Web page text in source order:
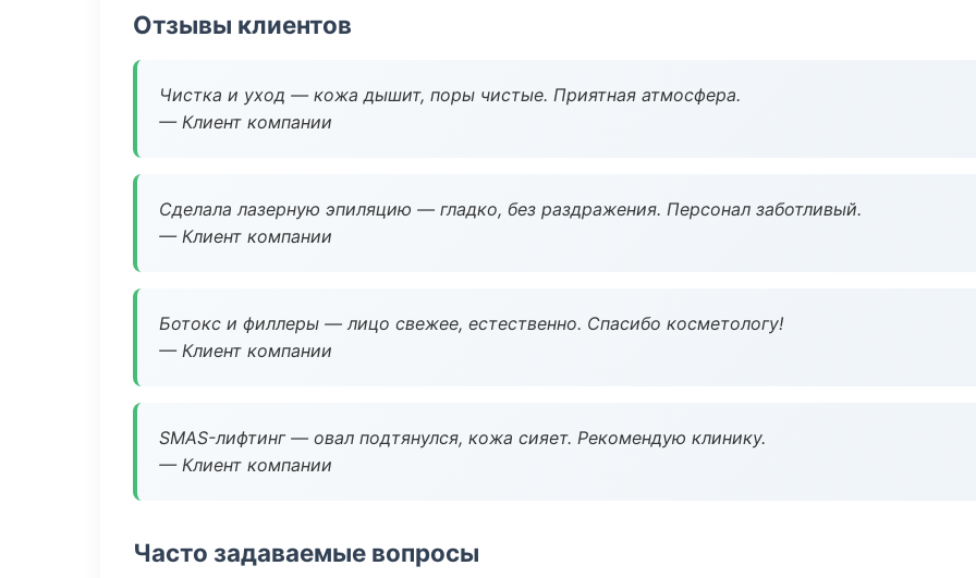
Отзывы клиентов
Чистка и уход — кожа дышит, поры чистые. Приятная атмосфера.
— Клиент компании
Сделала лазерную эпиляцию — гладко, без раздражения. Персонал заботливый.
— Клиент компании
Ботокс и филлеры — лицо свежее, естественно. Спасибо косметологу!
— Клиент компании
SMAS-лифтинг — овал подтянулся, кожа сияет. Рекомендую клинику.
— Клиент компании
Часто задаваемые вопросы